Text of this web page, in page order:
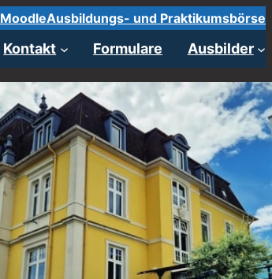
MoodleAusbildungs- und Praktikumsbörse
Kontakt Formulare Ausbilder